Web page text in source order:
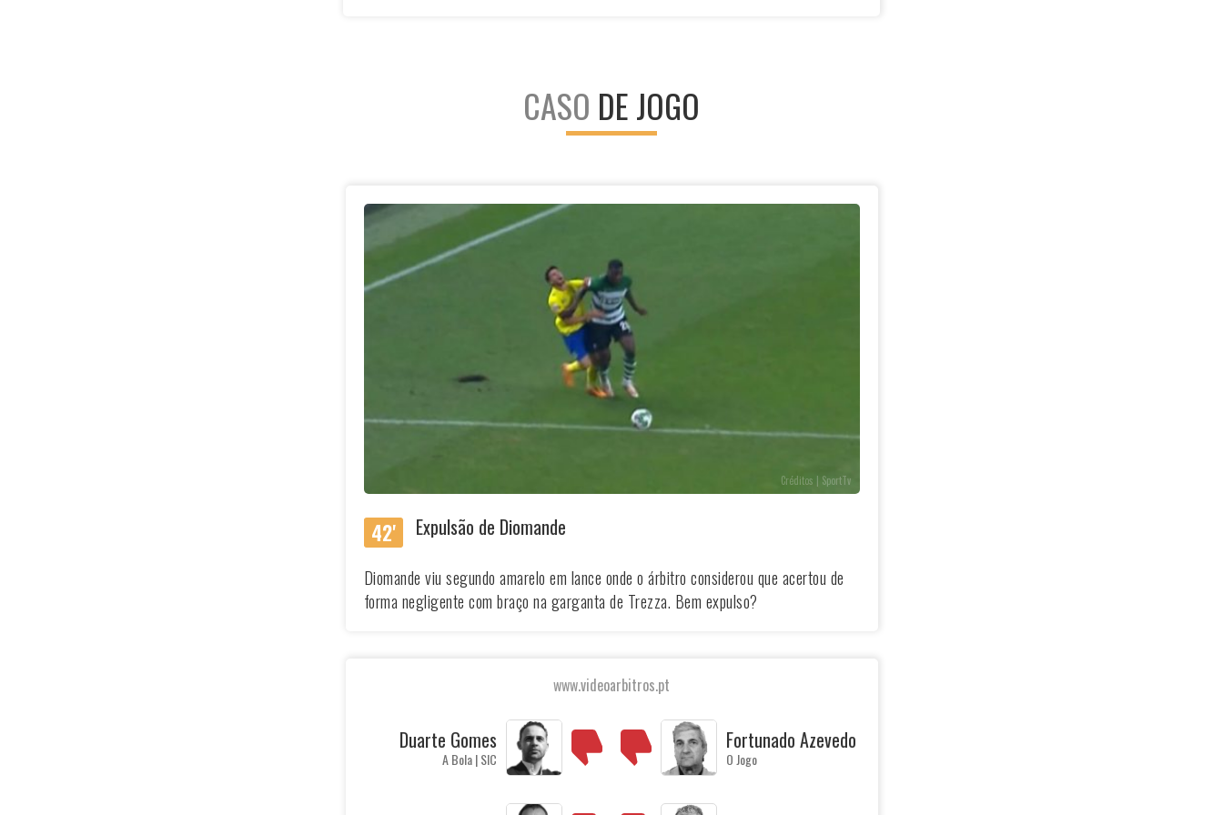
CASO DE JOGO
Créditos | SportTv
42' Expulsão de Diomande
Diomande viu segundo amarelo em lance onde o árbitro considerou que acertou de
forma negligente com braço na garganta de Trezza. Bem expulso?
www.videoarbitros.pt
Duarte Gomes
A Bola | SIC
Fortunado Azevedo
O Jogo